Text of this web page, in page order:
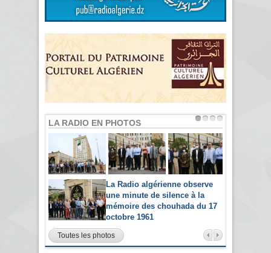
LA RADIO EN PHOTOS
La Radio algérienne observe
une minute de silence à la
mémoire des chouhada du 17
octobre 1961
Toutes les photos